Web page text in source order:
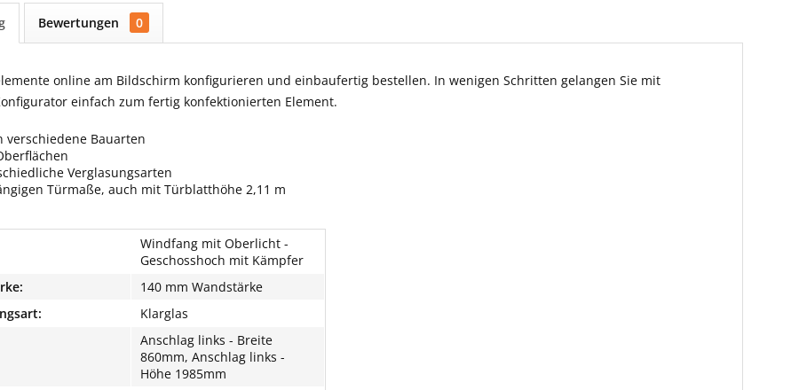
Bewertungen 0
online am Bildschirm konfigurieren und einbaufertig bestellen. In wenigen Schritten gelangen Sie mit
einfach zum fertig konfektionierten Element.
verschiedene Bauarten
Verglasungsarten
Türmaße, auch mit Türblatthöhe 2,11 m
Windfang mit Oberlicht -
Geschosshoch mit Kämpfer
140 mm Wandstärke
Klarglas
Anschlag links - Breite
860mm, Anschlag links -
Höhe 1985mm